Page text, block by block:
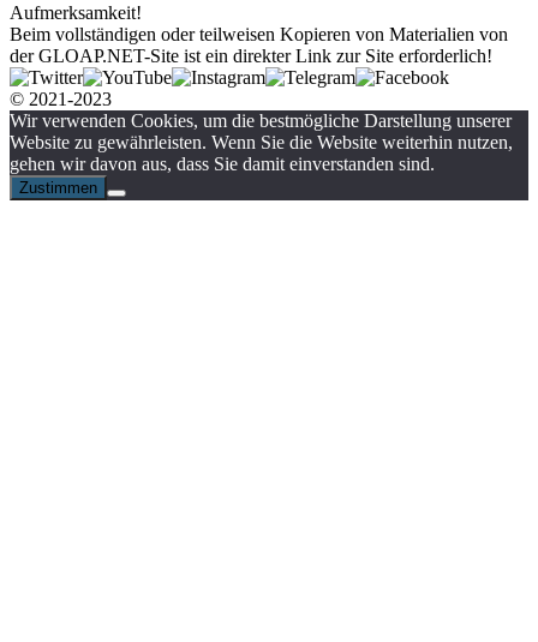
Aufmerksamkeit!
Beim vollständigen oder teilweisen Kopieren von Materialien von
der GLOAP.NET-Site ist ein direkter Link zur Site erforderlich!
© 2021-2023
Wir verwenden Cookies, um die bestmögliche Darstellung unserer
Website zu gewährleisten. Wenn Sie die Website weiterhin nutzen,
gehen wir davon aus, dass Sie damit einverstanden sind.
Zustimmen